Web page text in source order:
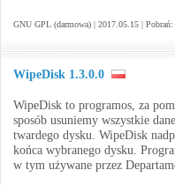
GNU GPL (darmowa) | 2017.05.15 | Pobrań:
WipeDisk 1.3.0.0
WipeDisk to programos, za
sposób usuniemy wszystkie
twardego dysku. WipeDisk
końca wybranego dysku.
w tym używane przez